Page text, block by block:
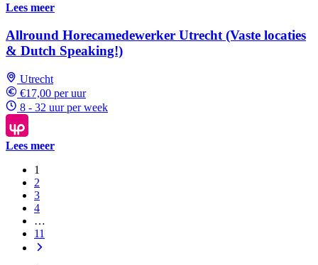
Lees meer
Allround Horecamedewerker Utrecht (Vaste locaties
& Dutch Speaking!)
Utrecht
€17,00 per uur
8 - 32 uur per week
Lees meer
1
2
3
4
…
11